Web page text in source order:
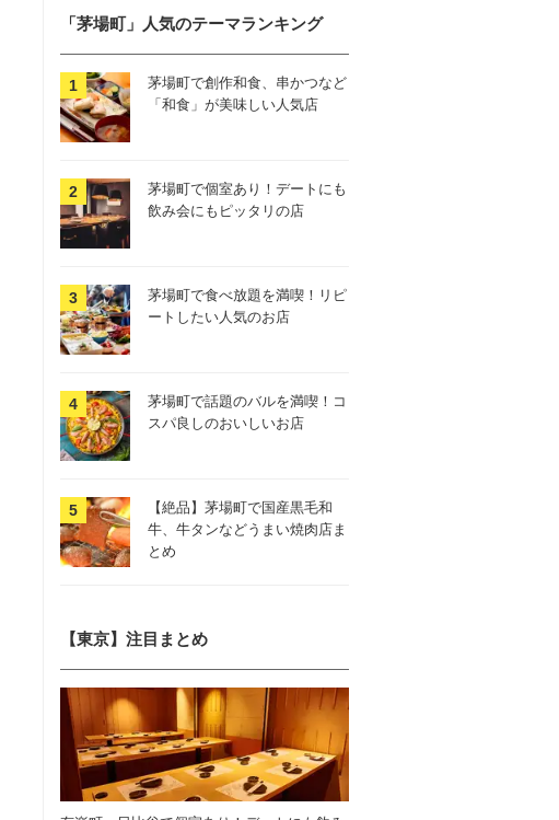
「茅場町」人気のテーマランキング
茅場町で創作和食、串かつなど
「和食」が美味しい人気店
茅場町で個室あり！デートにも
飲み会にもピッタリの店
茅場町で食べ放題を満喫！リピ
ートしたい人気のお店
茅場町で話題のバルを満喫！コ
スパ良しのおいしいお店
【絶品】茅場町で国産黒毛和
牛、牛タンなどうまい焼肉店ま
とめ
【東京】注目まとめ